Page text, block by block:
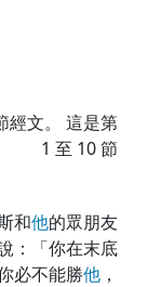
經文。 這是第
1 至 10 節
和他的眾朋友
：「你在末底
必不能勝他 ，